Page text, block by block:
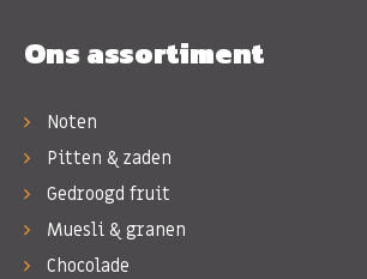
Ons assortiment
Noten
Pitten & zaden
Gedroogd fruit
Muesli & granen
Chocolade